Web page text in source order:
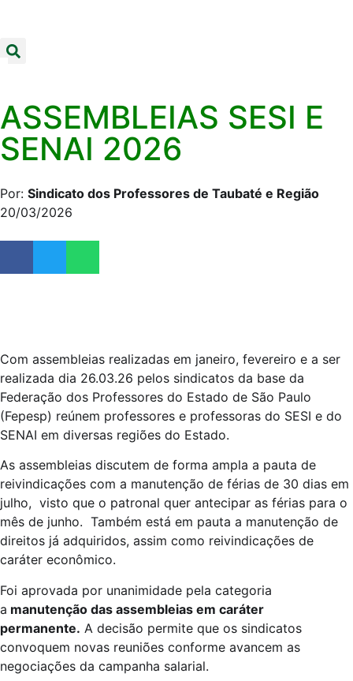
ASSEMBLEIAS SESI E
SENAI 2026
Por: Sindicato dos Professores de Taubaté e Região
20/03/2026
Com assembleias realizadas em janeiro, fevereiro e a ser
realizada dia 26.03.26 pelos sindicatos da base da
Federação dos Professores do Estado de São Paulo
(Fepesp) reúnem professores e professoras do SESI e do
SENAI em diversas regiões do Estado.
As assembleias discutem de forma ampla a pauta de
reivindicações com a manutenção de férias de 30 dias em
julho, visto que o patronal quer antecipar as férias para o
mês de junho. Também está em pauta a manutenção de
direitos já adquiridos, assim como reivindicações de
caráter econômico.
Foi aprovada por unanimidade pela categoria
a manutenção das assembleias em caráter
permanente. A decisão permite que os sindicatos
convoquem novas reuniões conforme avancem as
negociações da campanha salarial.